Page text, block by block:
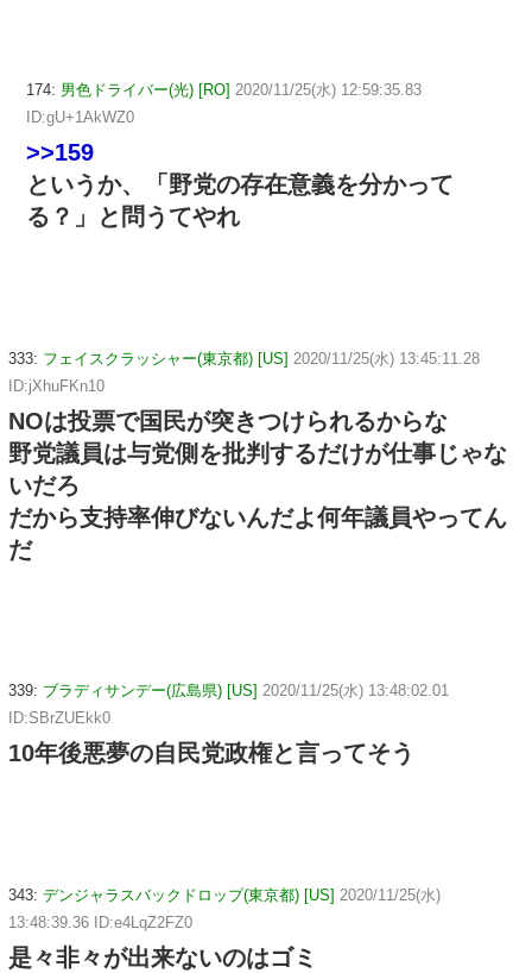
174: 男色ドライバー(光) [RO] 2020/11/25(水) 12:59:35.83
ID:gU+1AkWZ0
>>159
というか、「野党の存在意義を分かって
る？」と問うてやれ
333: フェイスクラッシャー(東京都) [US] 2020/11/25(水) 13:45:11.28
ID:jXhuFKn10
NOは投票で国民が突きつけられるからな
野党議員は与党側を批判するだけが仕事じゃな
いだろ
だから支持率伸びないんだよ何年議員やってん
だ
339: ブラディサンデー(広島県) [US] 2020/11/25(水) 13:48:02.01
ID:SBrZUEkk0
10年後悪夢の自民党政権と言ってそう
343: デンジャラスバックドロップ(東京都) [US] 2020/11/25(水)
13:48:39.36 ID:e4LqZ2FZ0
是々非々が出来ないのはゴミ